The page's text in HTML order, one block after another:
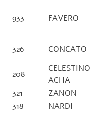
933 FAVERO
326 CONCATO
208
CELESTINO
ACHA
321
ZANON
318
NARDI